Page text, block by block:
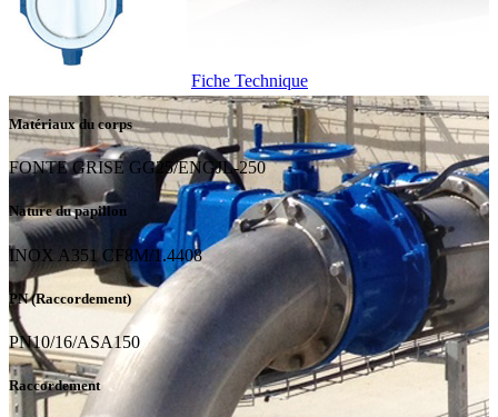
Fiche Technique
Matériaux du corps
FONTE GRISE GG25/ENGJL-250
Nature du papillon
INOX A351 CF8M/1.4408
PN (Raccordement)
PN10/16/ASA150
Raccordement